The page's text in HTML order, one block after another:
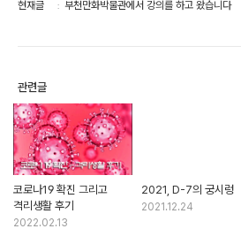
현재글 부천만화박물관에서 강의를 하고 왔습니다
관련글
코로나19 확진 그리고
격리생활 후기
2022.02.13
2021, D-7의 궁시렁
2021.12.24